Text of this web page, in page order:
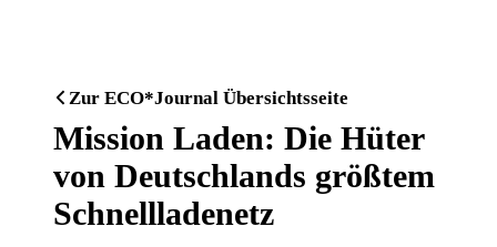
Zur ECO*Journal Übersichtsseite
Mission Laden: Die Hüter
von Deutschlands größtem
Schnellladenetz